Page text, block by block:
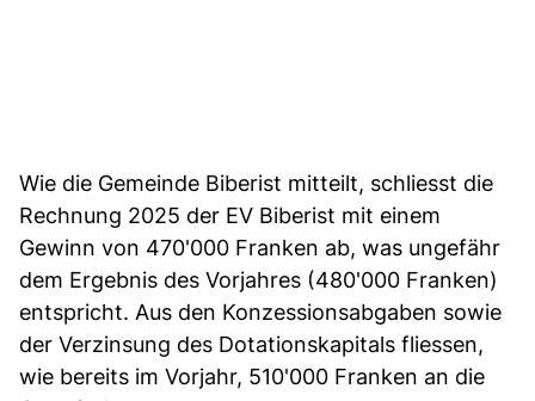
Wie die Gemeinde Biberist mitteilt, schliesst die
Rechnung 2025 der EV Biberist mit einem
Gewinn von 470'000 Franken ab, was ungefähr
dem Ergebnis des Vorjahres (480'000 Franken)
entspricht. Aus den Konzessionsabgaben sowie
der Verzinsung des Dotationskapitals fliessen,
wie bereits im Vorjahr, 510'000 Franken an die